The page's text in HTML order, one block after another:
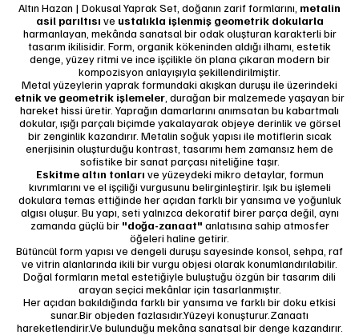
Altın Hazan | Dokusal Yaprak Set, doğanın zarif formlarını, metalin
asil parıltısı ve ustalıkla işlenmiş geometrik dokularla
harmanlayan, mekânda sanatsal bir odak oluşturan karakterli bir
tasarım ikilisidir. Form, organik kökeninden aldığı ilhamı, estetik
denge, yüzey ritmi ve ince işçilikle ön plana çıkaran modern bir
kompozisyon anlayışıyla şekillendirilmiştir.
Metal yüzeylerin yaprak formundaki akışkan duruşu ile üzerindeki
etnik ve geometrik işlemeler , durağan bir malzemede yaşayan bir
hareket hissi üretir. Yaprağın damarlarını anımsatan bu kabartmalı
dokular, ışığı parçalı biçimde yakalayarak objeye derinlik ve görsel
bir zenginlik kazandırır. Metalin soğuk yapısı ile motiflerin sıcak
enerjisinin oluşturduğu kontrast, tasarımı hem zamansız hem de
sofistike bir sanat parçası niteliğine taşır.
Eskitme altın tonları ve yüzeydeki mikro detaylar, formun
kıvrımlarını ve el işçiliği vurgusunu belirginleştirir. Işık bu işlemeli
dokulara temas ettiğinde her açıdan farklı bir yansıma ve yoğunluk
algısı oluşur. Bu yapı, seti yalnızca dekoratif birer parça değil, aynı
zamanda güçlü bir "doğa-zanaat" anlatısına sahip atmosfer
öğeleri haline getirir.
Bütüncül form yapısı ve dengeli duruşu sayesinde konsol, sehpa, raf
ve vitrin alanlarında ikili bir vurgu objesi olarak konumlandırılabilir.
Doğal formların metal estetiğiyle buluştuğu özgün bir tasarım dili
arayan seçici mekânlar için tasarlanmıştır.
Her açıdan bakıldığında farklı bir yansıma ve farklı bir doku etkisi
sunar.Bir objeden fazlasıdır.Yüzeyi konuşturur.Zanaatı
hareketlendirir.Ve bulunduğu mekâna sanatsal bir denge kazandırır.